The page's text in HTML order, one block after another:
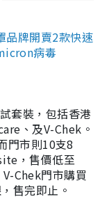
品牌開賣2款快速
病毒
套裝，包括香港
、及V-Chek。
門市則10支8
，售價低至
Chek門市購買
售完即止。